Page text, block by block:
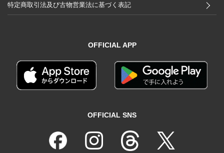
特定商取引法及び古物営業法に基づく表記
OFFICIAL APP
OFFICIAL SNS